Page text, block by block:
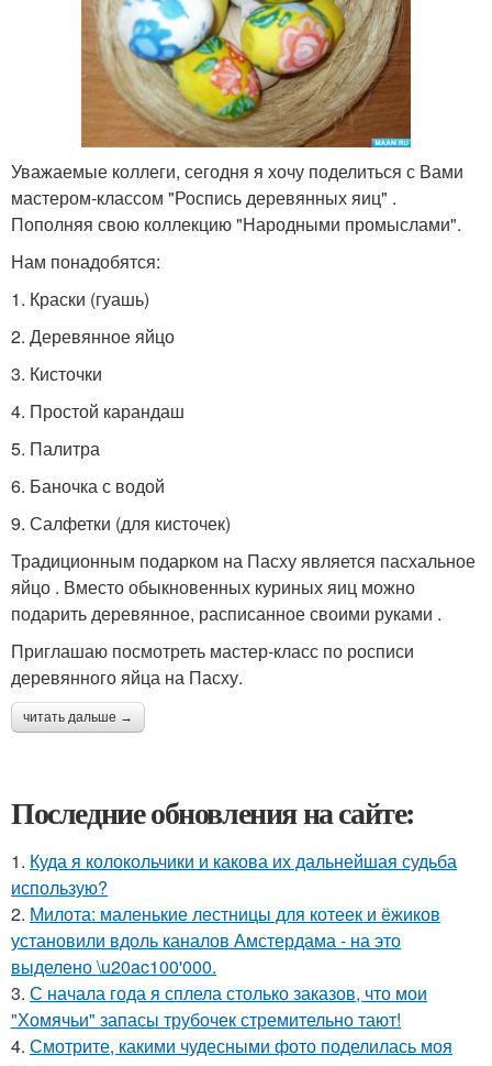
Уважаемые коллеги, сегодня я хочу поделиться с Вами
мастером-классом "Роспись деревянных яиц" .
Пополняя свою коллекцию "Народными промыслами".
Нам понадобятся:
1. Краски (гуашь)
2. Деревянное яйцо
3. Кисточки
4. Простой карандаш
5. Палитра
6. Баночка с водой
9. Салфетки (для кисточек)
Традиционным подарком на Пасху является пасхальное
яйцо . Вместо обыкновенных куриных яиц можно
подарить деревянное, расписанное своими руками .
Приглашаю посмотреть мастер-класс по росписи
деревянного яйца на Пасху.
читать дальше →
Последние обновления на сайте:
1. Куда я колокольчики и какова их дальнейшая судьба
использую?
2. Милота: маленькие лестницы для котеек и ёжиков
установили вдоль каналов Амстердама - на это
выделено \u20ac100'000.
3. С начала года я сплела столько заказов, что мои
"Хомячьи" запасы трубочек стремительно тают!
4. Смотрите, какими чудесными фото поделилась моя